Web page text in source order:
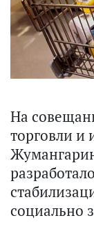
На
торговли и
социально